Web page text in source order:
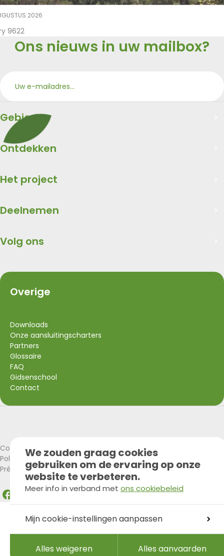
2026
9622
Ons nieuws in uw mailbox?
Gebied
Ontdekken
Het project
Deelnemen
Volg ons
Overige
Downloads
Onze aansluitingscharters
Partners
Glossaire
FAQ
Gidsenschool
Contact
Cookies policy
Politique de confidentialité
Préférences Cookies
Facebook
We zouden graag cookies
gebruiken om de ervaring op onze
website te verbeteren.
Meer info in verband met ons cookiebeleid
Mijn cookie-instellingen aanpassen
Alles weigeren Alles aanvaarden